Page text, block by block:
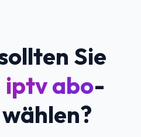
Sie
iptv abo-